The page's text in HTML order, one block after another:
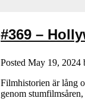
#369 –
Posted May 19, 2024
Filmhistorien är lång
genom